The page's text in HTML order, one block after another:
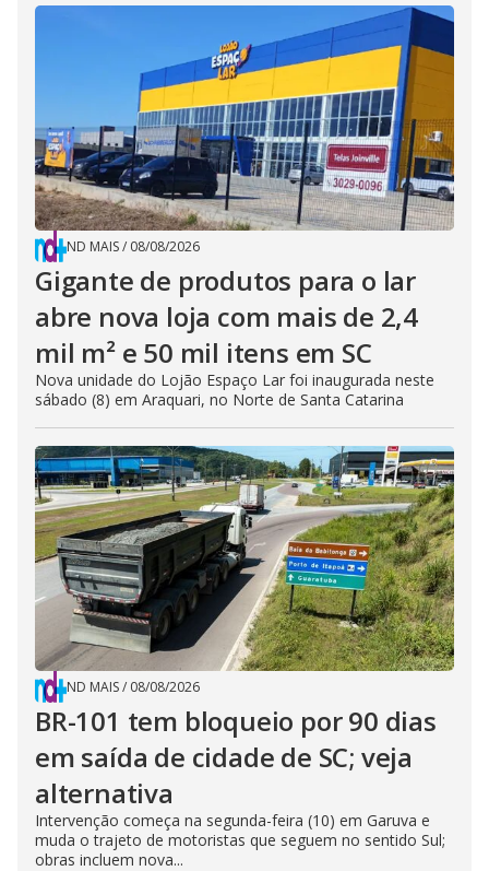
ND MAIS/ 08/08/2026
Gigante de produtos para o lar
abre nova loja com mais de 2,4
mil m² e 50 mil itens em SC
Nova unidade do Lojão Espaço Lar foi inaugurada neste
sábado (8) em Araquari, no Norte de Santa Catarina
ND MAIS/ 08/08/2026
BR-101 tem bloqueio por 90 dias
em saída de cidade de SC; veja
alternativa
Intervenção começa na segunda-feira (10) em Garuva e
muda o trajeto de motoristas que seguem no sentido Sul;
obras incluem nova...